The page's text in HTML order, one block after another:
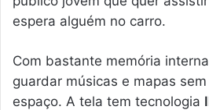
espera alguém no carro.
Com bastante memória
guardar músicas e mapas
espaço. A tela tem tecnologia